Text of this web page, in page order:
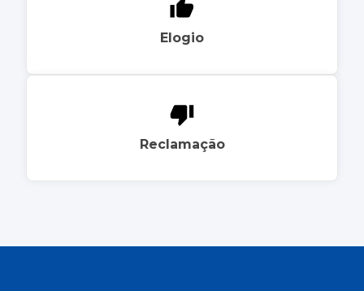
Elogio
Reclamação